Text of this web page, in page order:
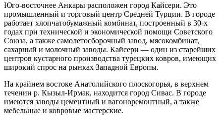
Юго-восточнее Анкары расположен город Кайсери. Это
промышленный и торговый центр Сред­ней Турции. В городе
работает хлопчатобумажный комбинат, построенный в 30-х
годах при техниче­ской и экономической помощи Совет­ского
Союза, а также самолетосборочный завод, мясокомбинат,
сахарный и молочный заводы. Кайсери — один из старейших
центров кустарного производ­ства турецких ковров, имеющих
широкий спрос на рынках Западной Европы.
На крайнем востоке Анатолийского плоскогорья, в верхнем
течении р. Кызыл-Ирмак, находится город Сивас. В го­роде
име­ются заводы цементный и вагоноремонтный, а также
мебельные и ков­ровые мастерские.